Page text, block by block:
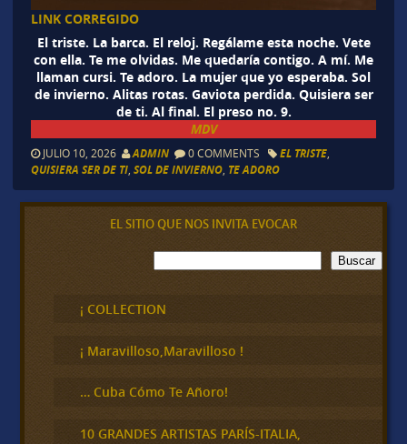
LINK CORREGIDO
El triste. La barca. El reloj. Regálame esta noche. Vete
con ella. Te me olvidas. Me quedaría contigo. A mí. Me
llaman cursi. Te adoro. La mujer que yo esperaba. Sol
de invierno. Alitas rotas. Gaviota perdida. Quisiera ser
de ti. Al final. El preso no. 9.
MDV
JULIO 10, 2026 ADMIN 0 COMMENTS EL TRISTE,
QUISIERA SER DE TI, SOL DE INVIERNO, TE ADORO
EL SITIO QUE NOS INVITA EVOCAR
B
u
c
a
Buscar
¡ COLLECTION
¡ Maravilloso,Maravilloso !
… Cuba Cómo Te Añoro!
10 GRANDES ARTISTAS PARÍS-ITALIA,